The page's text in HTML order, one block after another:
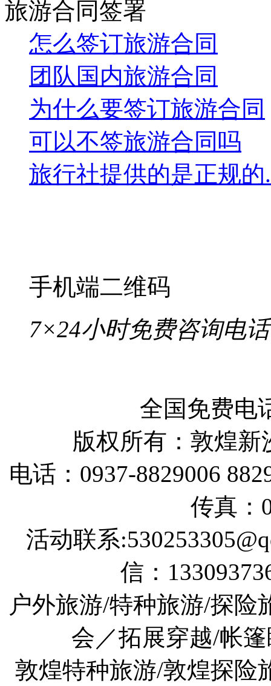
旅游合同签署
怎么签订旅游合同
团队国内旅游合同
为什么要签订旅游合同
可以不签旅游合同吗
旅行社提供的是正规的
手机端二维码
7×24小时免费咨询电话
全国免费电
版权所有：敦煌
电话：0937-8829006
传真：
活动联系
信：
户外旅游/特种旅游/探险
会／拓展穿越/帐
敦煌特种旅游/敦煌探险